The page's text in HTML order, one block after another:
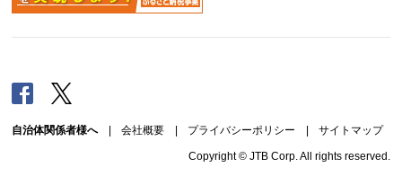
Facebook
自治体関係者様へ| 会社概要 プライバシーポリシー サイトマップ
Copyright © JTB Corp. All rights reserved.